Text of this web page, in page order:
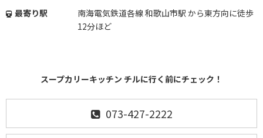
最寄り駅
南海電気鉄道各線 和歌山市駅 から東方向に徒歩
12分ほど
スープカリーキッチン チルに行く前にチェック！
073-427-2222